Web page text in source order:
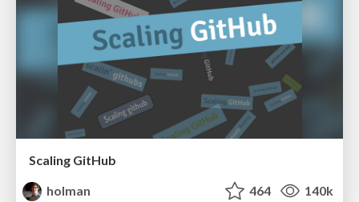
Scaling GitHub
holman
464 140k